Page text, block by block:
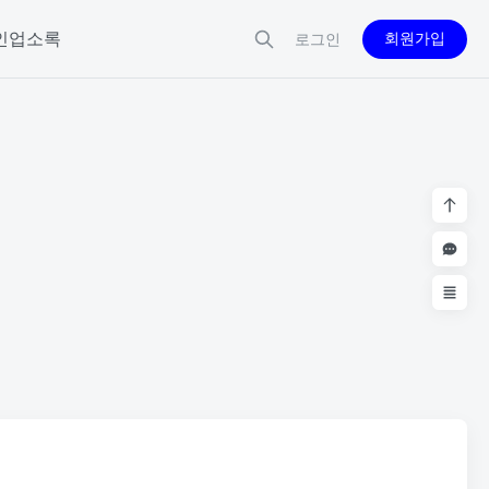
업소록 로그인 회원가입